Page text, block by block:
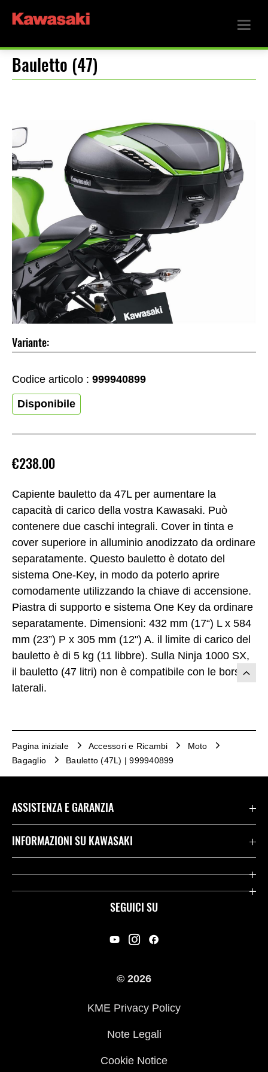
Bauletto (47)
Capiente bauletto da 47L per aumentare la
capacità di carico della vostra Kawasaki. Può
contenere due caschi integrali. Cover in tinta e
cover superiore in alluminio anodizzato da ordinare
separatamente. Questo bauletto è dotato del
sistema One-Key, in modo da poterlo aprire
comodamente utilizzando la chiave di accensione.
Piastra di supporto e sistema One Key da ordinare
separatamente. Dimensioni: 432 mm (17“) L x 584
mm (23”) P x 305 mm (12") A. il limite di carico del
bauletto è di 5 kg (11 libbre). Sulla Ninja 1000 SX,
il bauletto (47 litri) non è compatibile con le borse
laterali.
€238.00
Variante:
Codice articolo : 999940899
Disponibile
Pagina iniziale Accessori e Ricambi
Moto
Bagaglio
Bauletto (47L) | 999940899
SEGUICI SU
ASSISTENZA E GARANZIA
Assistenza Stradale Kawasaki
Kawasaki Care
INFORMAZIONI SU KAWASAKI
Società
© 2026
KME Privacy Policy
Note Legali
Cookie Notice